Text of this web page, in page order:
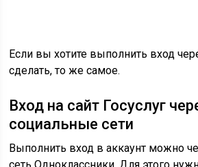
Несмотря на то, что можно
соцсеть, зарегистрироваться на
которые помогают облегчить вашу
вопросы можно решить в режиме
кратчайшие сроки.